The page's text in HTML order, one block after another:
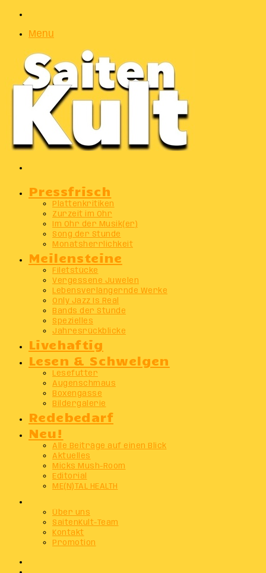
Menu
Pressfrisch
Plattenkritiken
Zurzeit im Ohr
Im Ohr der Musik(er)
Song der Stunde
Monatsherrlichkeit
Meilensteine
Filetstücke
Vergessene Juwelen
Lebensverlängernde Werke
Only Jazz Is Real
Bands der Stunde
Spezielles
Jahresrückblicke
Livehaftig
Lesen & Schwelgen
Lesefutter
Augenschmaus
Boxengasse
Bildergalerie
Redebedarf
Neu!
Alle Beiträge auf einen Blick
Aktuelles
Micks Mush-Room
Editorial
ME(N)TAL HEALTH
Über uns
SaitenKult-Team
Kontakt
Promotion